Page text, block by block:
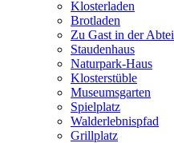
Klosterladen
Brotladen
Zu Gast in der Abtei
Staudenhaus
Naturpark-Haus
Klosterstüble
Museumsgarten
Spielplatz
Walderlebnispfad
Grillplatz